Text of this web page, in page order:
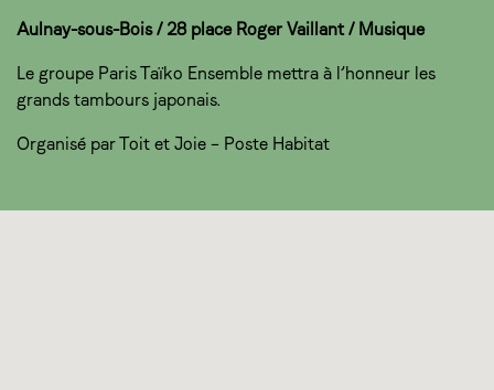
Aulnay-sous-Bois / 28 place Roger Vaillant / Musique
Le groupe Paris Taïko Ensemble mettra à l’honneur les
grands tambours japonais.
Organisé par Toit et Joie – Poste Habitat